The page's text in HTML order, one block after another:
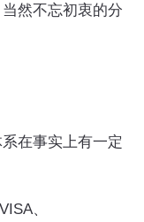
然不忘初衷的分
在事实上有一定
、